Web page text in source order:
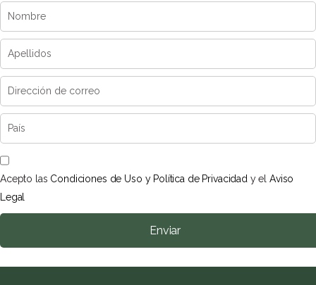
Acepto las Condiciones de Uso y Política de Privacidad y elAviso
Legal
Enviar